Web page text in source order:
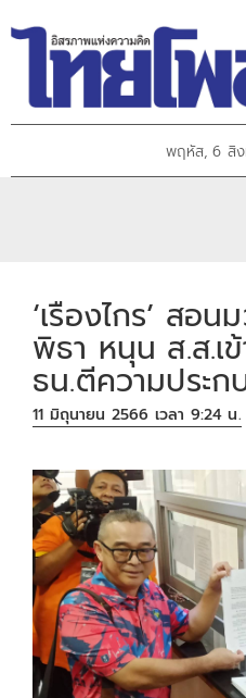
พฤหัส, 6 สิ
‘เรืองไกร’ สอ
พิธา หนุน ส.ส.เ
ธน.ตีความประก
11 มิถุนายน 2566 เวลา 9:24 น.